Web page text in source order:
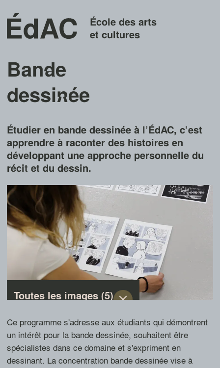
École des arts
et cultures
Bande
dessinée
Étudier en bande dessinée à l’ÉdAC, c’est
apprendre à raconter des histoires en
développant une approche personnelle du
récit et du dessin.
Photo: document original
Photo: document original
Toutes les images (5)
Ce programme s'adresse aux étudiants qui démontrent
un intérêt pour la bande dessinée, souhaitent être
spécialistes dans ce domaine et s'expriment en
dessinant. La concentration bande dessinée vise à